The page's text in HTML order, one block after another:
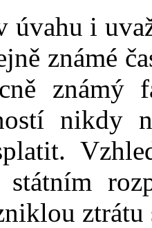
úvahu i
známé
státním